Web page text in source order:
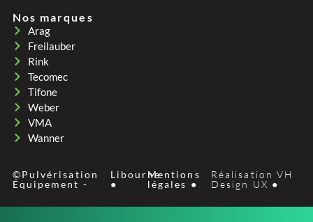
Nos marques
Arag
Freilauber
Rink
Tecomec
Tifone
Weber
VMA
Wanner
©Pulvérisation
Équipement -
Libourne
●
Mentions
légales ●
Réalisation VH
Design UX ●